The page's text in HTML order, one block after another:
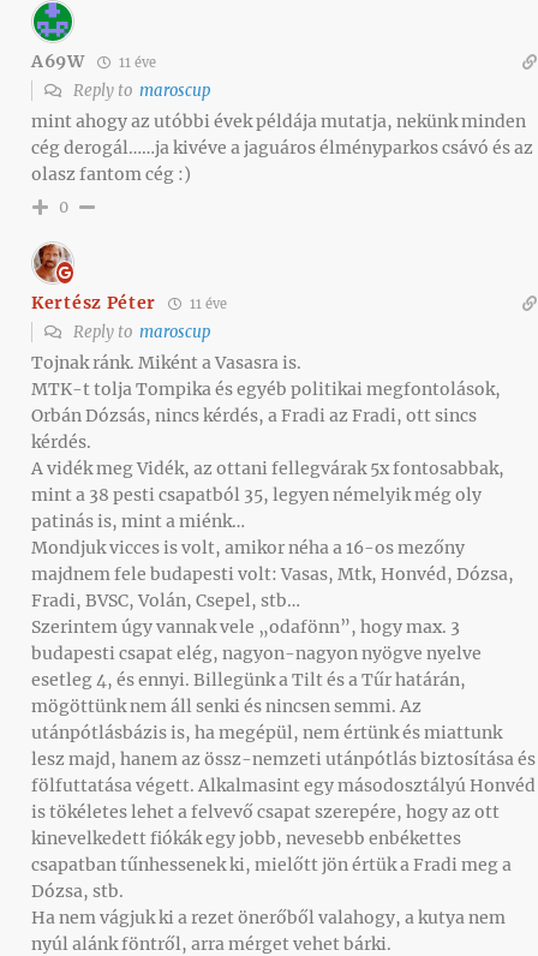
A69W 11 éve
Reply to maroscup
mint ahogy az utóbbi évek példája mutatja, nekünk minden
cég derogál……ja kivéve a jaguáros élményparkos csávó és az
olasz fantom cég :)
0
Kertész Péter 11 éve
Reply to maroscup
Tojnak ránk. Miként a Vasasra is.
MTK-t tolja Tompika és egyéb politikai megfontolások,
Orbán Dózsás, nincs kérdés, a Fradi az Fradi, ott sincs
kérdés.
A vidék meg Vidék, az ottani fellegvárak 5x fontosabbak,
mint a 38 pesti csapatból 35, legyen némelyik még oly
patinás is, mint a miénk…
Mondjuk vicces is volt, amikor néha a 16-os mezőny
majdnem fele budapesti volt: Vasas, Mtk, Honvéd, Dózsa,
Fradi, BVSC, Volán, Csepel, stb…
Szerintem úgy vannak vele „odafönn”, hogy max. 3
budapesti csapat elég, nagyon-nagyon nyögve nyelve
esetleg 4, és ennyi. Billegünk a Tilt és a Tűr határán,
mögöttünk nem áll senki és nincsen semmi. Az
utánpótlásbázis is, ha megépül, nem értünk és miattunk
lesz majd, hanem az össz-nemzeti utánpótlás biztosítása és
fölfuttatása végett. Alkalmasint egy másodosztályú Honvéd
is tökéletes lehet a felvevő csapat szerepére, hogy az ott
kinevelkedett fiókák egy jobb, nevesebb enbékettes
csapatban tűnhessenek ki, mielőtt jön értük a Fradi meg a
Dózsa, stb.
Ha nem vágjuk ki a rezet önerőből valahogy, a kutya nem
nyúl alánk föntről, arra mérget vehet bárki.